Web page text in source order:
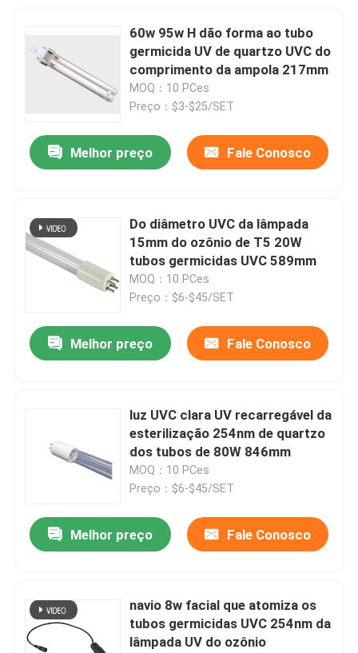
60w 95w H dão forma ao tubo
germicida UV de quartzo UVC do
comprimento da ampola 217mm
MOQ：10 PCes
Preço：$3-$25/SET
Melhor preço Fale Conosco
Do diâmetro UVC da lâmpada
15mm do ozônio de T5 20W
tubos germicidas UVC 589mm
MOQ：10 PCes
Preço：$6-$45/SET
Melhor preço Fale Conosco
luz UVC clara UV recarregável da
esterilização 254nm de quartzo
dos tubos de 80W 846mm
MOQ：10 PCes
Preço：$6-$45/SET
Melhor preço Fale Conosco
navio 8w facial que atomiza os
tubos germicidas UVC 254nm da
lâmpada UV do ozônio